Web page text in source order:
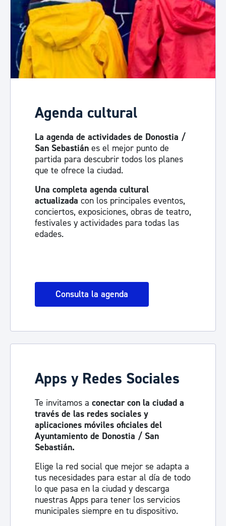
Agenda cultural
La agenda de actividades de Donostia /
San Sebastián es el mejor punto de
partida para descubrir todos los planes
que te ofrece la ciudad.
Una completa agenda cultural
actualizada con los principales eventos,
conciertos, exposiciones, obras de teatro,
festivales y actividades para todas las
edades.
Consulta la agenda
Apps y Redes Sociales
Te invitamos a conectar con la ciudad a
través de las redes sociales y
aplicaciones móviles oficiales del
Ayuntamiento de Donostia / San
Sebastián.
Elige la red social que mejor se adapta a
tus necesidades para estar al día de todo
lo que pasa en la ciudad y descarga
nuestras Apps para tener los servicios
municipales siempre en tu dispositivo.